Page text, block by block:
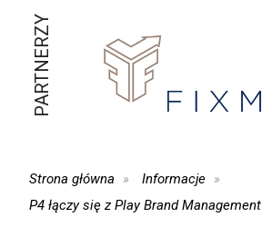
PARTNERZY
Strona główna
Informacje
P4 łączy się z Play Brand Management